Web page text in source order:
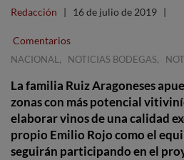
Redacción | 16 de julio de 2019 |
Comentarios
NACIONAL , NOTICIAS BODEGAS,
La familia Ruiz Aragoneses
zonas con más potencial
elaborar vinos de una calidad
propio Emilio Rojo como el
seguirán participando en el